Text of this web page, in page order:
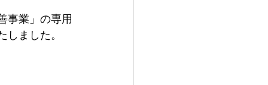
確保 YouTube
事業」の専用
ました。